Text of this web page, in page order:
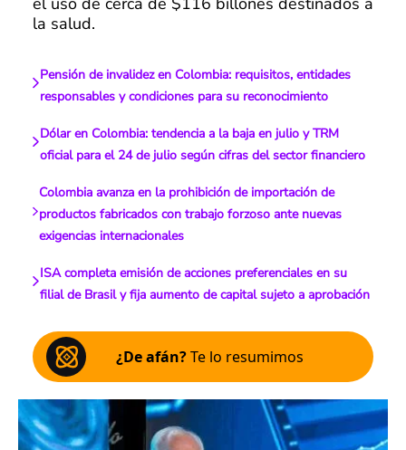
la salud.
Pensión de invalidez en Colombia: requisitos, entidades
responsables y condiciones para su reconocimiento
Dólar en Colombia: tendencia a la baja en julio y TRM
oficial para el 24 de julio según cifras del sector financiero
Colombia avanza en la prohibición de importación de
productos fabricados con trabajo forzoso ante nuevas
exigencias internacionales
ISA completa emisión de acciones preferenciales en su
filial de Brasil y fija aumento de capital sujeto a aprobación
¿De afán?Te lo resumimos